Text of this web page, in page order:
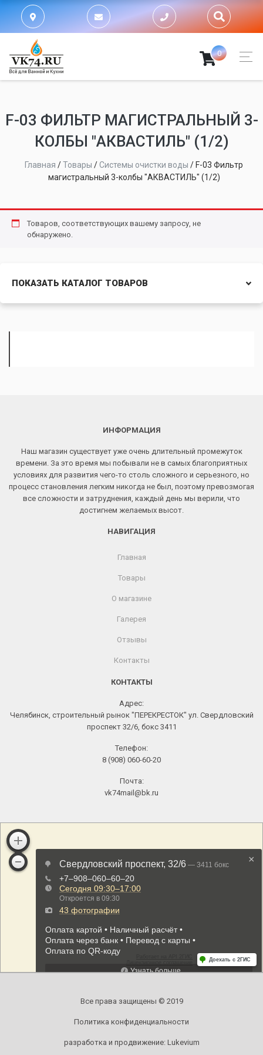
0
F-03 ФИЛЬТР МАГИСТРАЛЬНЫЙ 3-
КОЛБЫ "АКВАСТИЛЬ" (1/2)
Главная /Товары /Системы очистки воды / F-03 Фильтр
магистральный 3-колбы "АКВАСТИЛЬ" (1/2)
Товаров, соответствующих вашему запросу, не
обнаружено.
ПОКАЗАТЬ КАТАЛОГ ТОВАРОВ
ИНФОРМАЦИЯ
Наш магазин существует уже очень длительный промежуток
времени. За это время мы побывали не в самых благоприятных
условиях для развития чего-то столь сложного и серьезного, но
процесс становления легким никогда не был, поэтому превозмогая
все сложности и затруднения, каждый день мы верили, что
достигнем желаемых высот.
НАВИГАЦИЯ
Главная
Товары
О магазине
Галерея
Отзывы
Контакты
КОНТАКТЫ
Адрес:
Челябинск, строительный рынок "ПЕРЕКРЕСТОК" ул. Свердловский
проспект 32/6, бокс 3411
Телефон:
8 (908) 060-60-20
Почта:
vk74mail@bk.ru
Все права защищены © 2019
Политика конфиденциальности
разработка и продвижение: Lukevium